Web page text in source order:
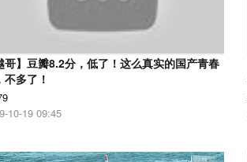
哥】豆瓣8.2分，低了！这么真实的国产青春
不多了！
10-19 09:45